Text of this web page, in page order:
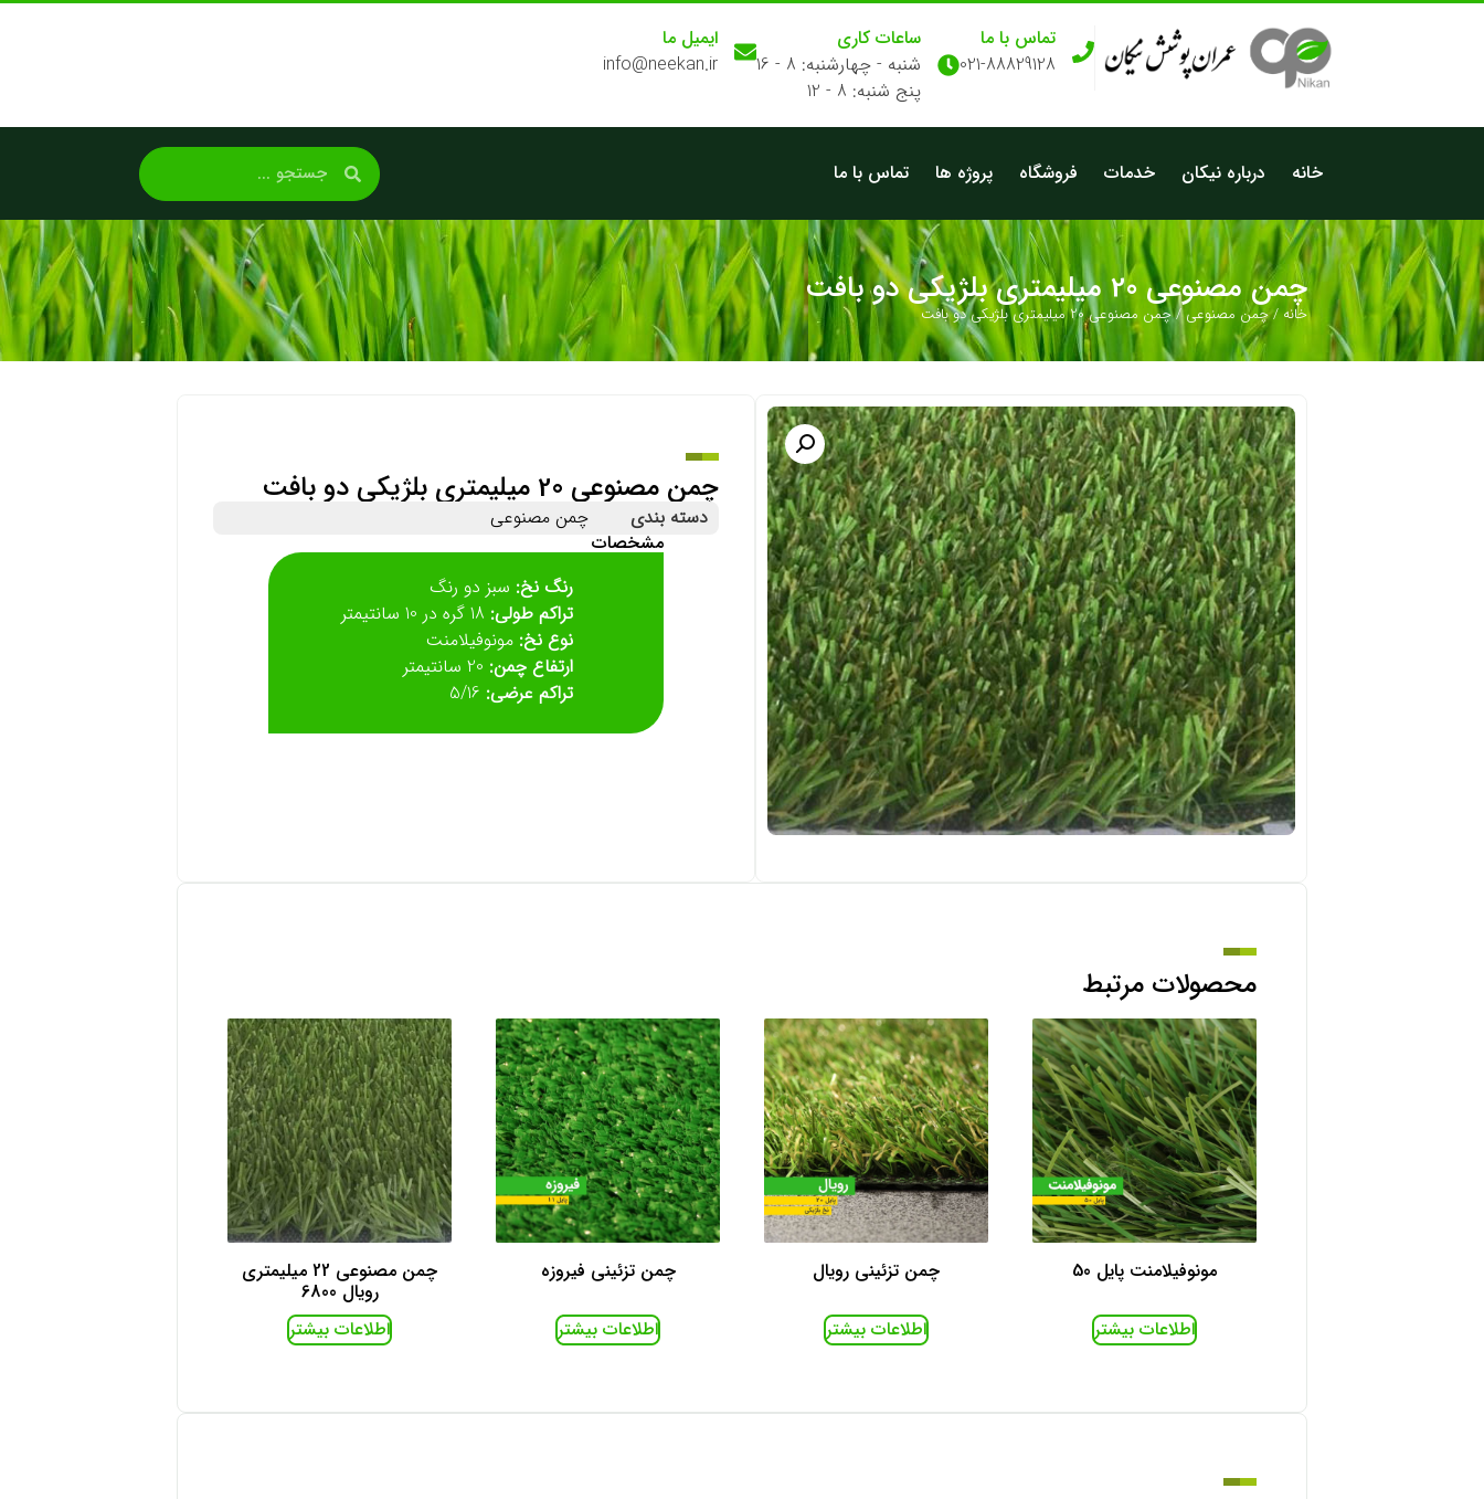
تماس با ما
021-88829128
ساعات کاری
شنبه - چهارشنبه: 8 - 16
پنج شنبه: 8 - 12
ایمیل ما
info@neekan.ir
خانه درباره نیکان خدمات فروشگاه پروژه ها تماس با ما
چمن مصنوعی 20 میلیمتری بلژیکی دو بافت
خانه/چمن مصنوعی/ چمن مصنوعی 20 میلیمتری بلژیکی دو بافت
چمن مصنوعی 20 میلیمتری بلژیکی دو بافت
دسته بندی
چمن مصنوعی
مشخصات
رنگ نخ: سبز دو رنگ
تراکم طولی:
نوع نخ: مونوفیلامنت
ارتفاع چمن:
تراکم عرضی:
محصولات مرتبط
مونوفیلامنت پایل 50
اطلاعات بیشتر
چمن تزئینی رویال
اطلاعات بیشتر
چمن تزئینی فیروزه
اطلاعات بیشتر
چمن مصنوعی 22 میلیمتری
رویال 6800
اطلاعات بیشتر